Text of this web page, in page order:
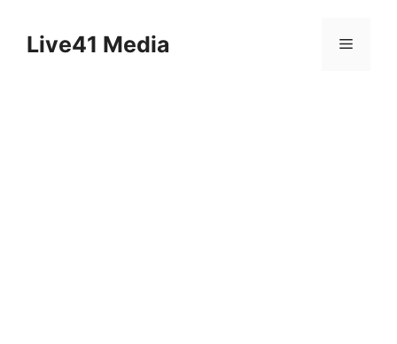
contentLive41 Media Menu